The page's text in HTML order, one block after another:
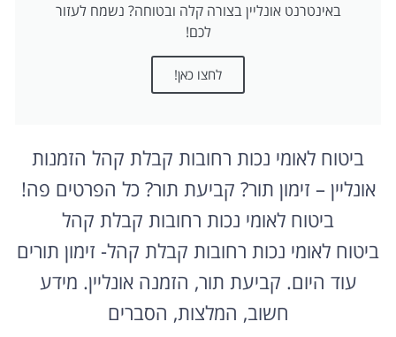
באינטרנט אונליין בצורה קלה ובטוחה? נשמח לעזור
לכם!
לחצו כאן!
ביטוח לאומי נכות רחובות קבלת קהל הזמנות
אונליין – זימון תור? קביעת תור? כל הפרטים פה!
ביטוח לאומי נכות רחובות קבלת קהל
ביטוח לאומי נכות רחובות קבלת קהל- זימון תורים
עוד היום. קביעת תור, הזמנה אונליין. מידע
חשוב, המלצות, הסברים